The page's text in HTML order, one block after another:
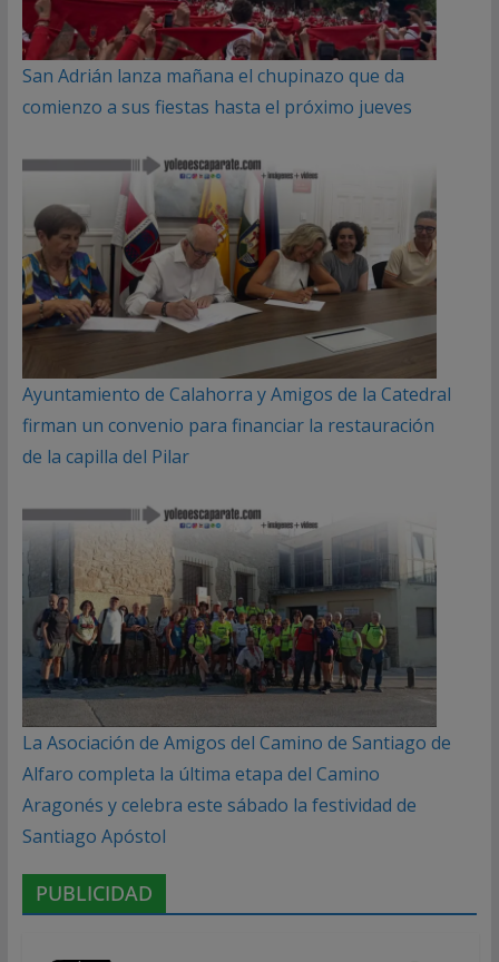
San Adrián lanza mañana el chupinazo que da
comienzo a sus fiestas hasta el próximo jueves
Ayuntamiento de Calahorra y Amigos de la Catedral
firman un convenio para financiar la restauración
de la capilla del Pilar
La Asociación de Amigos del Camino de Santiago de
Alfaro completa la última etapa del Camino
Aragonés y celebra este sábado la festividad de
Santiago Apóstol
PUBLICIDAD